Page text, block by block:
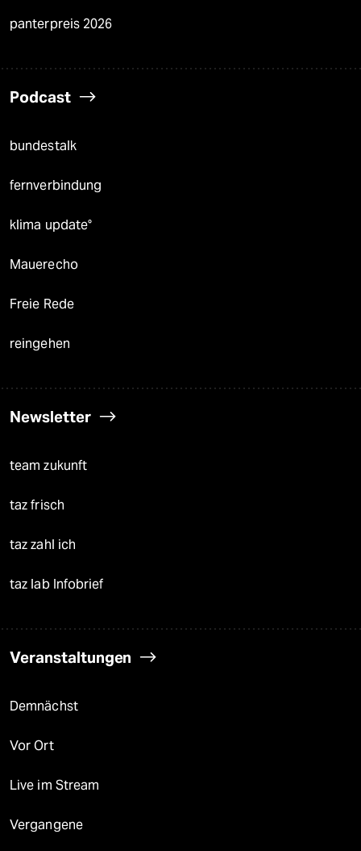
panterpreis 2026
Podcast
bundestalk
fernverbindung
klima update°
Mauerecho
Freie Rede
reingehen
Newsletter
team zukunft
taz frisch
taz zahl ich
taz lab Infobrief
Veranstaltungen
Demnächst
Vor Ort
Live im Stream
Vergangene